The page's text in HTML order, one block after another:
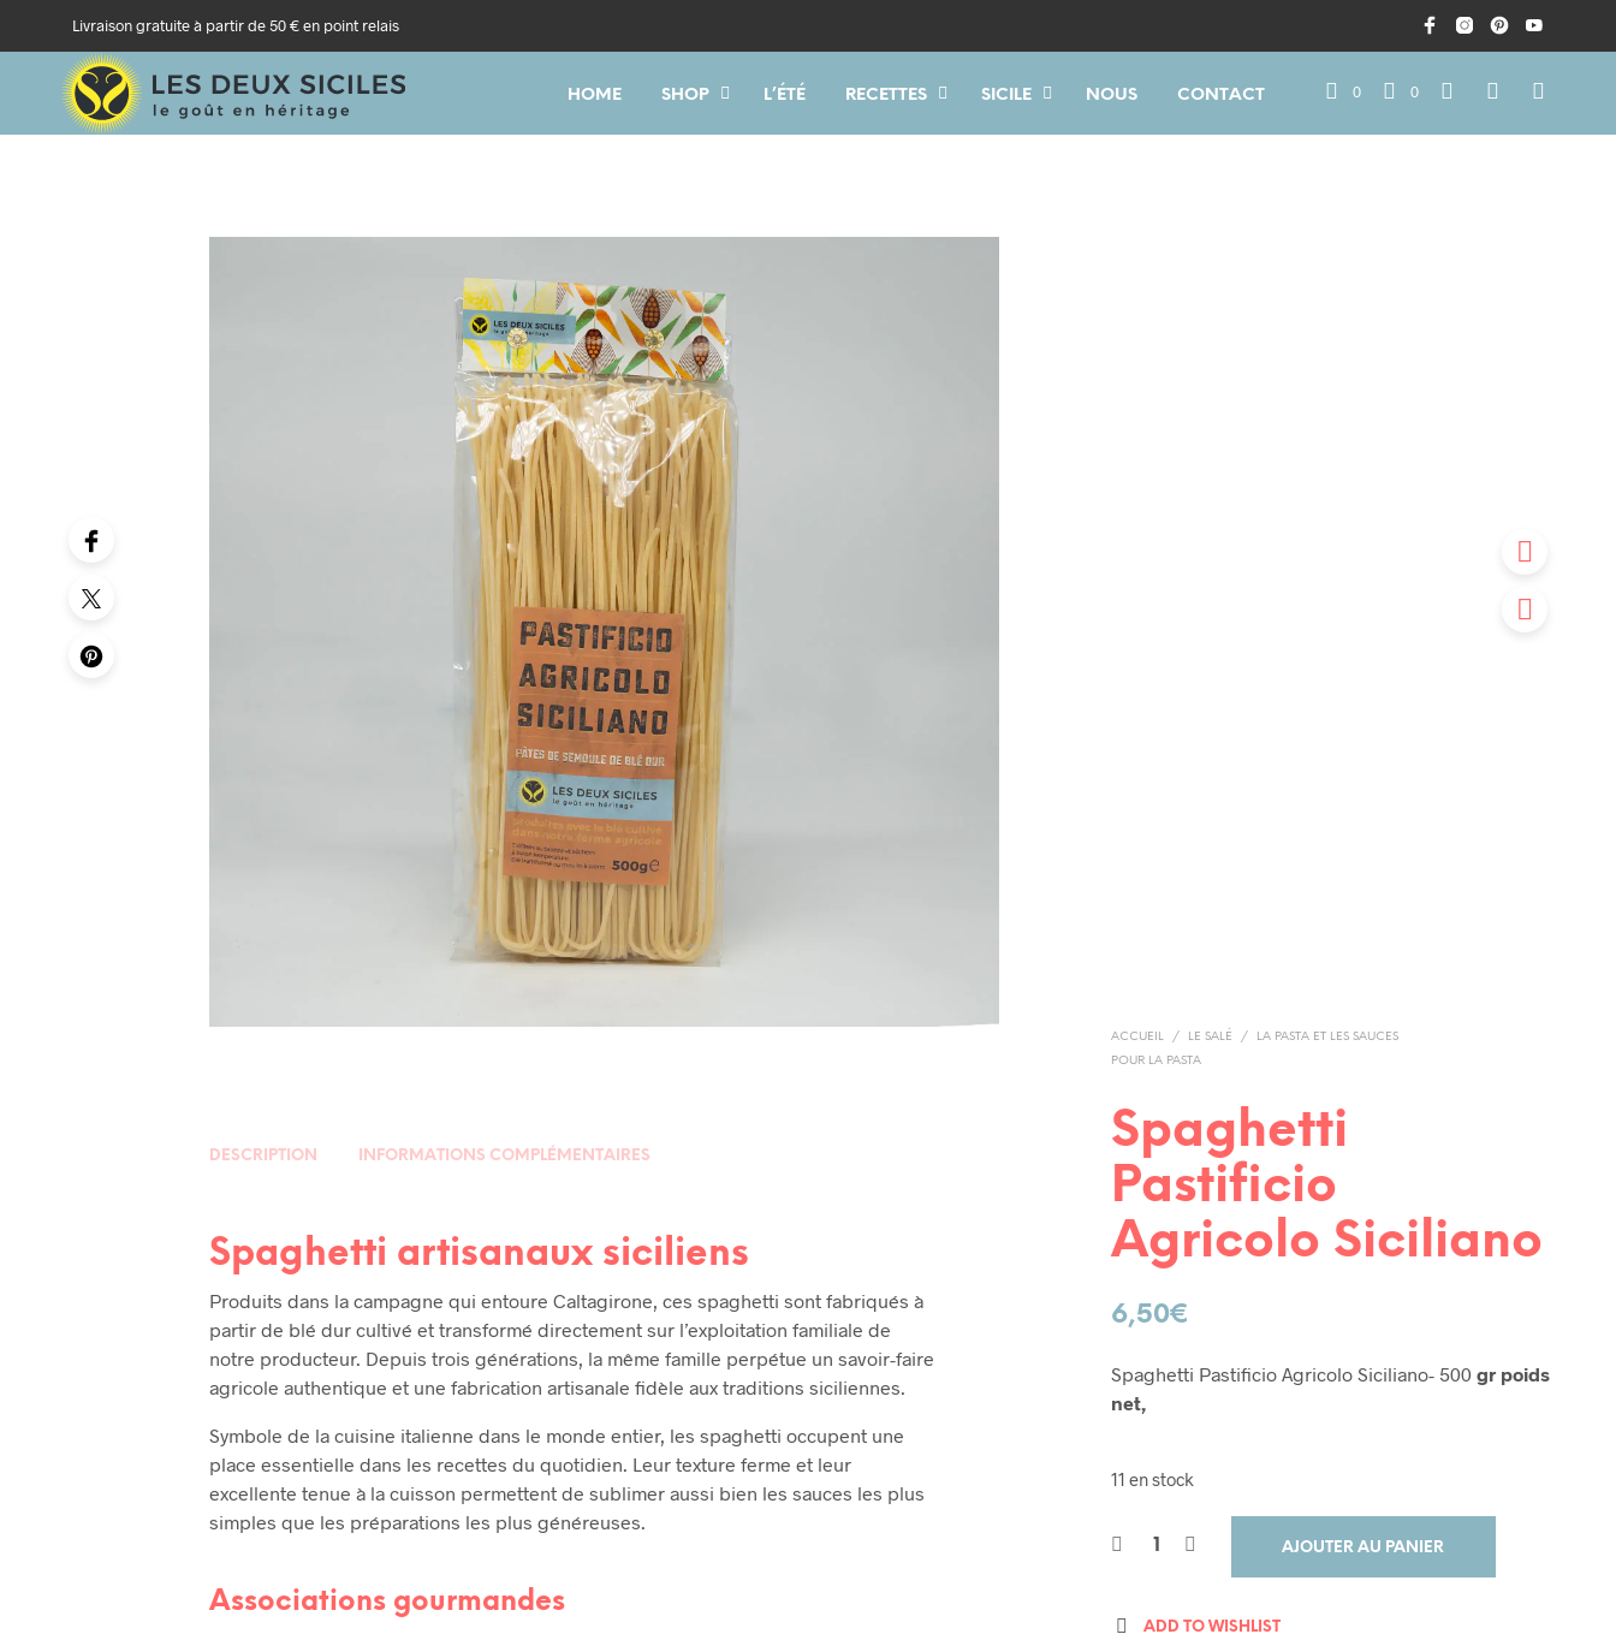
Livraison gratuite à partir de 50 € en point relais
HOME SHOP L’ÉTÉ RECETTES SICILE NOUS CONTACT 0 0
ACCUEIL / LE SALÉ /
LA PASTA ET LES SAUCES
POUR LA PASTA
Spaghetti
Pastificio
Agricolo Siciliano
6,50€
Spaghetti Pastificio Agricolo Siciliano- 500gr poids
net,
11 en stock
AJOUTER AU PANIER
ADD TO WISHLIST
DESCRIPTION INFORMATIONS COMPLÉMENTAIRES
Spaghetti artisanaux siciliens
Produits dans la campagne qui entoure Caltagirone, ces spaghetti sont fabriqués à
partir de blé dur cultivé et transformé directement sur l’exploitation familiale de
notre producteur. Depuis trois générations, la même famille perpétue un savoir-faire
agricole authentique et une fabrication artisanale fidèle aux traditions siciliennes.
Symbole de la cuisine italienne dans le monde entier, les spaghetti occupent une
place essentielle dans les recettes du quotidien. Leur texture ferme et leur
excellente tenue à la cuisson permettent de sublimer aussi bien les sauces les plus
simples que les préparations les plus généreuses.
Associations gourmandes